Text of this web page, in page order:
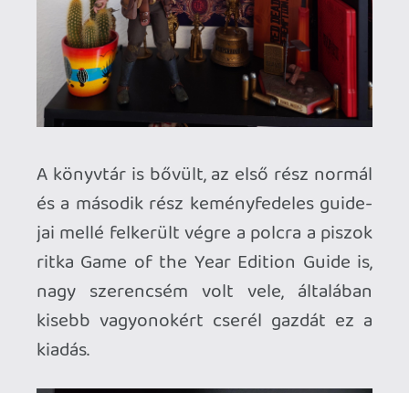
vége, spongyát a múltra, legyen béke!
Night City-től keletre fekszik Novigrad,
Geralt von Riva ott szeretgeti a
griffmadárt. A Witcher-kollekció is
gyarapodott valamicskét, az évekkel
ezelőtt kinézett ultra-sérülékeny, de